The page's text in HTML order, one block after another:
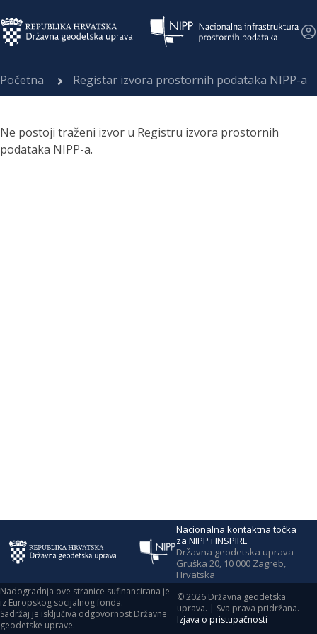
Početna Registar izvora prostornih podataka NIPP-a
Ne postoji traženi izvor u Registru izvora prostornih
podataka NIPP-a.
Nacionalna kontaktna točka
za NIPP i INSPIRE
Državna geodetska uprava
Gruška 20, 10 000 Zagreb,
Hrvatska
Nadogradnja ove stranice sufinancirana je
iz Europskog socijalnog fonda.
Sadržaj je isključiva odgovornost Državne
geodetske uprave.
©2026 Državna geodetska
uprava. | Sva prava pridržana.
Izjava o pristupačnosti